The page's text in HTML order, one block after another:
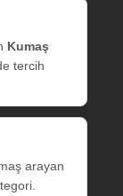
Kumaş
tercih
arayan